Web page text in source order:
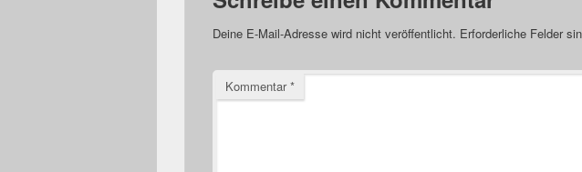
Deine E-Mail-Adresse wird nicht veröffentlicht. Erforderliche Felder
Kommentar*